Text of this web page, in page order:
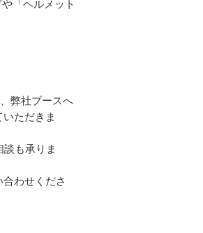
「ヘルメット
弊社ブースへ
ただきま
も承りま
わせくださ